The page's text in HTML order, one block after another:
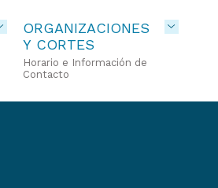
ORGANIZACIONES
Y CORTES
Horario e Información de
Contacto